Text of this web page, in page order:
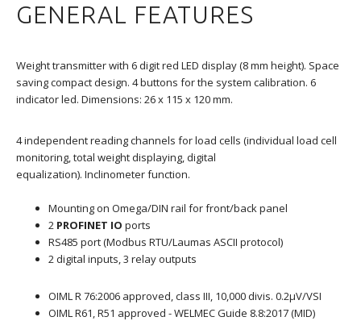
GENERAL FEATURES
Weight transmitter with 6 digit red LED display (8 mm height). Space
saving compact design. 4 buttons for the system calibration. 6
indicator led. Dimensions: 26 x 115 x 120 mm.
4 independent reading channels for load cells (individual load cell
monitoring, total weight displaying, digital
equalization). Inclinometer function.
Mounting on Omega/DIN rail for front/back panel
2 PROFINET IO ports
RS485 port (Modbus RTU/Laumas ASCII protocol)
2 digital inputs, 3 relay outputs
OIML R 76:2006 approved, class III, 10,000 divis. 0.2μV/VSI
OIML R61, R51 approved - WELMEC Guide 8.8:2017 (MID)